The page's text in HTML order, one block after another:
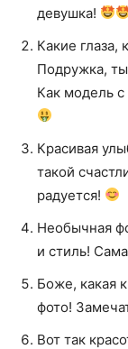
девушка!
Какие глаза,
Подружка,
Как модель
Красивая
такой
радуется!
Необычная
и стиль!
Боже, какая
фото!
Вот так